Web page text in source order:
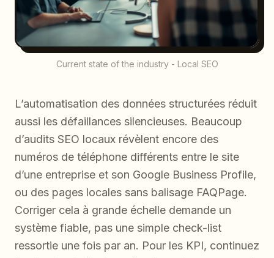
Current state of the industry - Local SEO
L’automatisation des données structurées réduit
aussi les défaillances silencieuses. Beaucoup
d’audits SEO locaux révèlent encore des
numéros de téléphone différents entre le site
d’une entreprise et son Google Business Profile,
ou des pages locales sans balisage FAQPage.
Corriger cela à grande échelle demande un
système fiable, pas une simple check-list
ressortie une fois par an. Pour les KPI, continuez